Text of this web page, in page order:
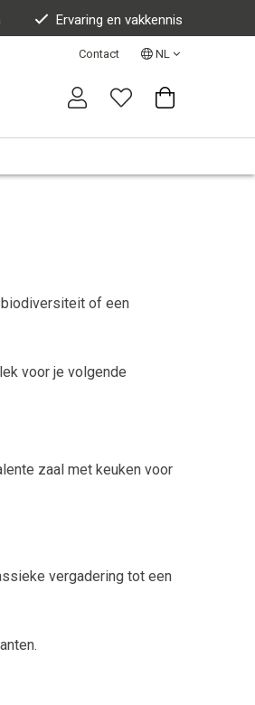
Ervaring en vakkennis
Contact NL
biodiversiteit of een
voor je volgende
zaal met keuken voor
vergadering tot een